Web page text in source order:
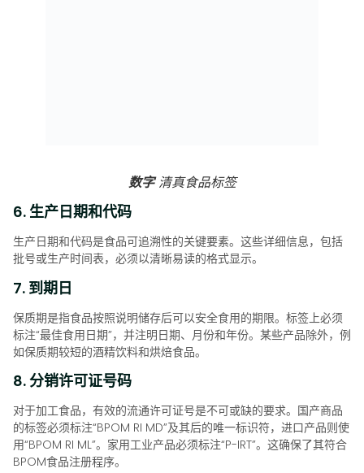
数字清真食品标签
6. 生产日期和代码
生产日期和代码是食品可追溯性的关键要素。这些详细信息，包括
批号或生产时间表，必须以清晰易读的格式显示。
7. 到期日
保质期是指食品按照说明储存后可以安全食用的期限。标签上必须
标注“最佳食用日期”，并注明日期、月份和年份。某些产品除外，例
如保质期较短的酒精饮料和烘焙食品。
8. 分销许可证号码
对于加工食品，有效的流通许可证号是不可或缺的要求。国产商品
的标签必须标注“BPOM RI MD”及其后的唯一标识符，进口产品则使
用“BPOM RI ML”。家用工业产品必须标注“P-IRT”。这确保了其符合
BPOM食品注册程序。